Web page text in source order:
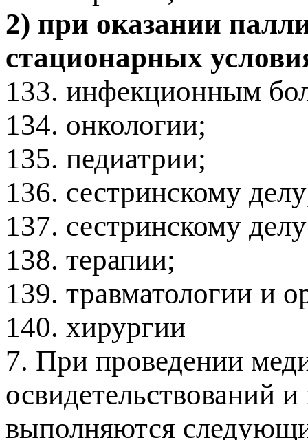
2) при оказании
стационарных
133. инфекционным
134. онкологии;
135. педиатрии;
136. сестринскому
137. сестринскому
138. терапии;
139. травматологии и
140. хирургии
7. При проведении
освидетельствований
выполняются